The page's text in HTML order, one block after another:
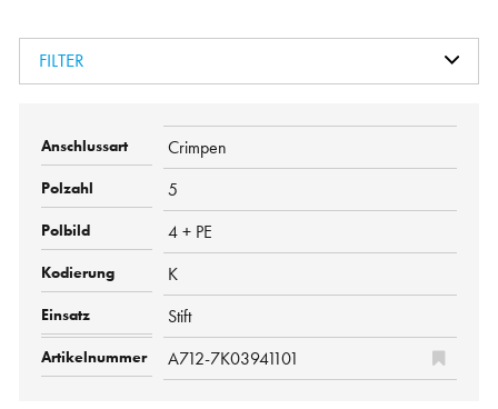
FILTER
Crimpen
5
4 + PE
K
Stift
A712-7K03941101